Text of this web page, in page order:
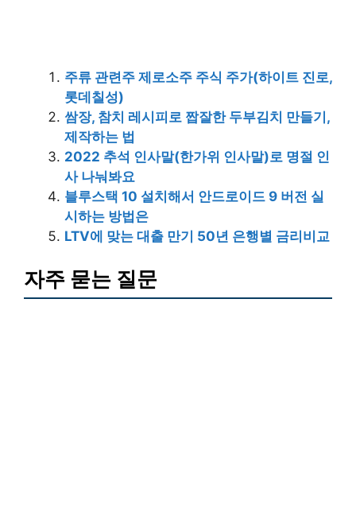
주류 관련주 제로소주 주식 주가(하이트 진로,
롯데칠성)
쌈장, 참치 레시피로 짭잘한 두부김치 만들기,
제작하는 법
2022 추석 인사말(한가위 인사말)로 명절 인
사 나눠봐요
블루스택 10 설치해서 안드로이드 9 버전 실
시하는 방법은
LTV에 맞는 대출 만기 50년 은행별 금리비교
자주 묻는 질문